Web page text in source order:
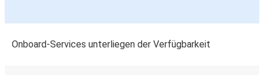
Onboard-Services unterliegen der Verfügbarkeit